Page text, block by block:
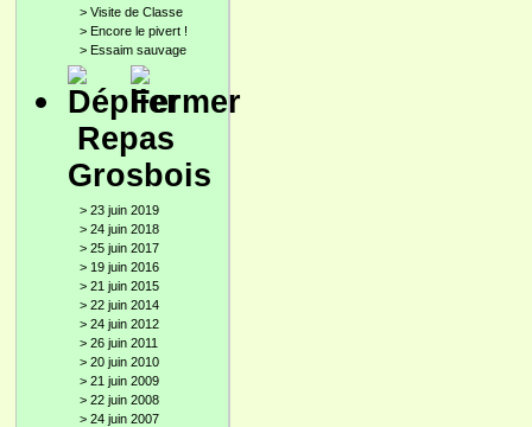
> Visite de Classe
> Encore le pivert !
> Essaim sauvage
Repas
Grosbois
> 23 juin 2019
> 24 juin 2018
> 25 juin 2017
> 19 juin 2016
> 21 juin 2015
> 22 juin 2014
> 24 juin 2012
> 26 juin 2011
> 20 juin 2010
> 21 juin 2009
> 22 juin 2008
> 24 juin 2007